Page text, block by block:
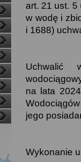
art. 21 ust.
w wodę i
i 1688)
Uchwalić
na lata
jego
Wykonanie